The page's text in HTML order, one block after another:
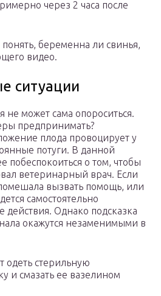
через 2 часа после
беременна ли свинья,
видео.
ситуации
не может сама опороситься.
предпринимать?
плода провоцирует у
потуги. В данной
побеспокоиться о том, чтобы
ветеринарный врач. Если
вызвать помощь, или
самостоятельно
действия. Однако подсказка
окажутся незаменимыми в
одеть стерильную
и смазать ее вазелином